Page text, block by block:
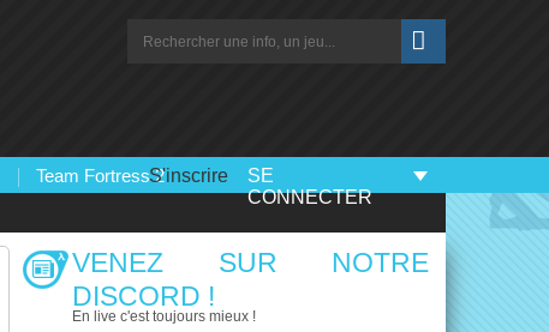
Team Fortress 2S'inscrire
SE
CONNECTER
VENEZ SUR NOTRE
DISCORD !
En live c'est toujours mieux !